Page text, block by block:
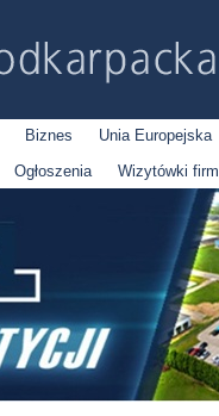
Biznes Unia Europejska
Ogłoszenia Wizytówki firm